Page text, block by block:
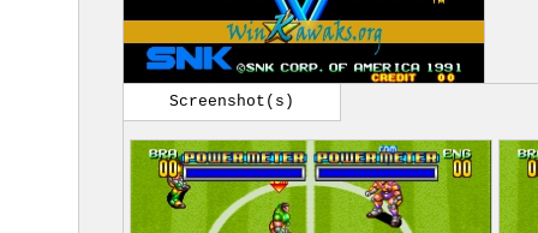
Screenshot(s)